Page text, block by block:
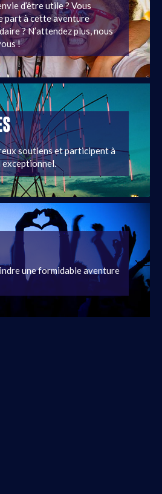
d’être utile ? Vous
part à cette aventure
? N’attendez plus, nous
!
soutiens et participent à
une formidable aventure